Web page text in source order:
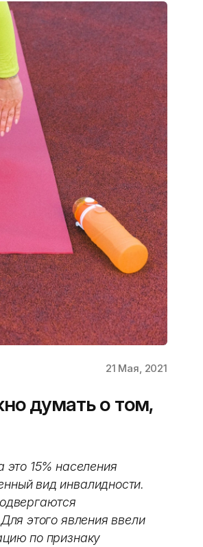
21 Мая, 2021
думать о том,
15% населения
вид инвалидности.
этого явления ввели
по признаку